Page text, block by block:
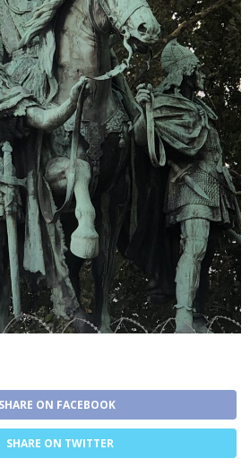
SHARE ON FACEBOOK
SHARE ON TWITTER